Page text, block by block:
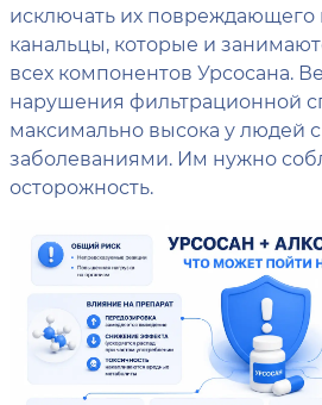
исключать их повреждающего
канальцы, которые и
всех компонентов Урсосана.
нарушения фильтрационной
максимально высока у людей
заболеваниями. Им нужно
осторожность.